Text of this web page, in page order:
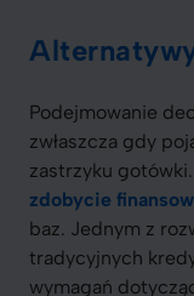
Podejmowanie
zwłaszcza gdy
zastrzyku
zdobycie
baz. Jednym z
tradycyjnych
wymagań